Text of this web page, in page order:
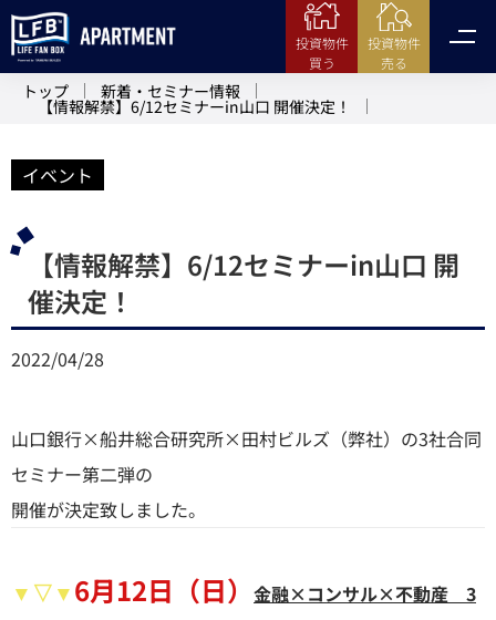
投資物件
買う
投資物件
売る
トップ 新着・セミナー情報
【情報解禁】6/12セミナーin山口 開催決定！
イベント
【情報解禁】6/12セミナーin山口 開
催決定！
2022/04/28
山口銀行×船井総合研究所×田村ビルズ（弊社）の3社合同
セミナー第二弾の
開催が決定致しました。
▼▽▼6月12日（日）
金融×コンサル×不動産 3